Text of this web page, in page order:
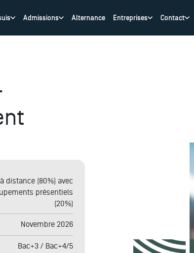
à distance (80%) avec
présentiels
(20%)
Novembre 2026
Bac+3 / Bac+4/5
Admissions Alternance Entreprises Contact